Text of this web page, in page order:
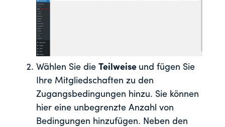
Wählen Sie die Teilweise und fügen Sie
Ihre Mitgliedschaften zu den
Zugangsbedingungen hinzu. Sie können
hier eine unbegrenzte Anzahl von
Bedingungen hinzufügen. Neben den